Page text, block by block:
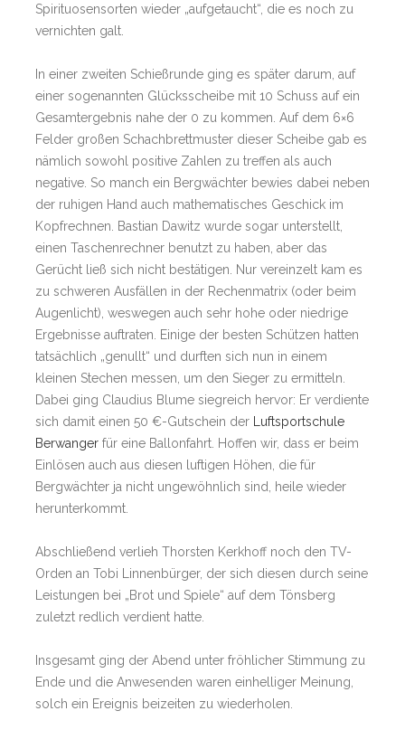
Spirituosensorten wieder „aufgetaucht“, die es noch zu
vernichten galt.
In einer zweiten Schießrunde ging es später darum, auf
einer sogenannten Glücksscheibe mit 10 Schuss auf ein
Gesamtergebnis nahe der 0 zu kommen. Auf dem 6×6
Felder großen Schachbrettmuster dieser Scheibe gab es
nämlich sowohl positive Zahlen zu treffen als auch
negative. So manch ein Bergwächter bewies dabei neben
der ruhigen Hand auch mathematisches Geschick im
Kopfrechnen. Bastian Dawitz wurde sogar unterstellt,
einen Taschenrechner benutzt zu haben, aber das
Gerücht ließ sich nicht bestätigen. Nur vereinzelt kam es
zu schweren Ausfällen in der Rechenmatrix (oder beim
Augenlicht), weswegen auch sehr hohe oder niedrige
Ergebnisse auftraten. Einige der besten Schützen hatten
tatsächlich „genullt“ und durften sich nun in einem
kleinen Stechen messen, um den Sieger zu ermitteln.
Dabei ging Claudius Blume siegreich hervor: Er verdiente
sich damit einen 50 €-Gutschein der
Luftsportschule
Berwanger für eine Ballonfahrt. Hoffen wir, dass er beim
Einlösen auch aus diesen luftigen Höhen, die für
Bergwächter ja nicht ungewöhnlich sind, heile wieder
herunterkommt.
Abschließend verlieh Thorsten Kerkhoff noch den TV-
Orden an Tobi Linnenbürger, der sich diesen durch seine
Leistungen bei „Brot und Spiele“ auf dem Tönsberg
zuletzt redlich verdient hatte.
Insgesamt ging der Abend unter fröhlicher Stimmung zu
Ende und die Anwesenden waren einhelliger Meinung,
solch ein Ereignis beizeiten zu wiederholen.